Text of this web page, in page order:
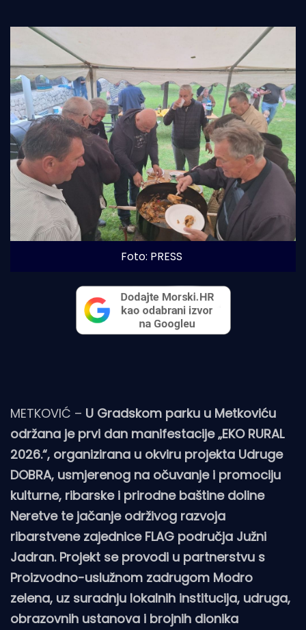
Foto: PRESS
METKOVIĆ – U Gradskom parku u Metkoviću
održana je prvi dan manifestacije „EKO RURAL
2026.“, organizirana u okviru projekta Udruge
DOBRA, usmjerenog na očuvanje i promociju
kulturne, ribarske i prirodne baštine doline
Neretve te jačanje održivog razvoja
ribarstvene zajednice FLAG područja Južni
Jadran. Projekt se provodi u partnerstvu s
Proizvodno-uslužnom zadrugom Modro
zelena, uz suradnju lokalnih institucija, udruga,
obrazovnih ustanova i brojnih dionika